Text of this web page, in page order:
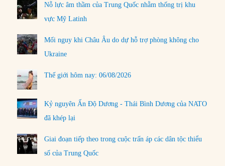
Nỗ lực âm thầm của Trung Quốc nhằm thống trị khu
vực Mỹ Latinh
Mối nguy khi Châu Âu do dự hỗ trợ phòng không cho
Ukraine
Thế giới hôm nay: 06/08/2026
Kỷ nguyên Ấn Độ Dương - Thái Bình Dương của NATO
đã khép lại
Giai đoạn tiếp theo trong cuộc trấn áp các dân tộc thiểu
số của Trung Quốc